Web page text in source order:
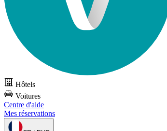
Hôtels
Voitures
Centre d'aide
Mes réservations